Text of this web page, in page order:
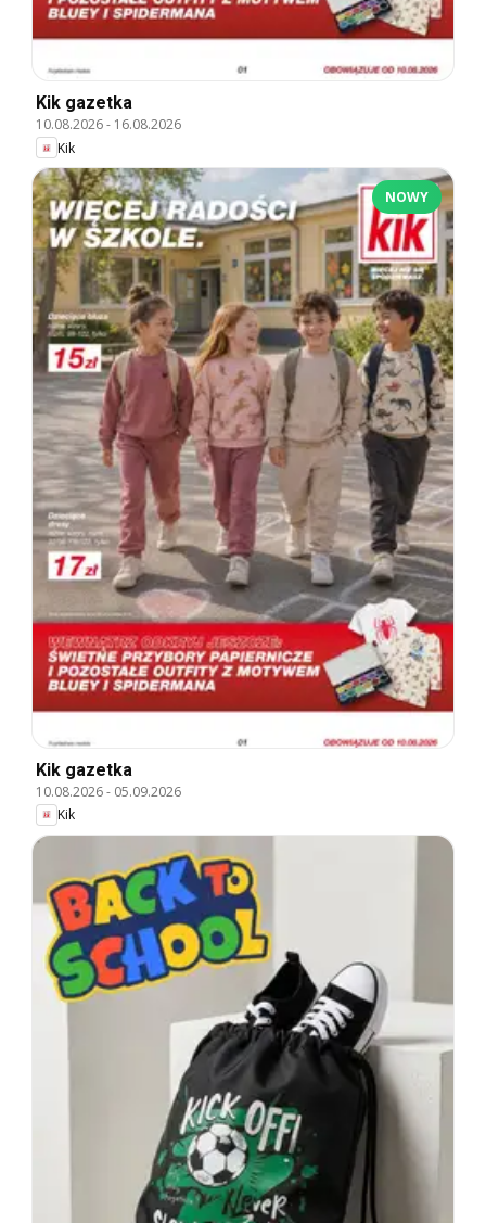
Kik gazetka
10.08.2026- 16.08.2026
Kik
NOWY
Kik gazetka
10.08.2026- 05.09.2026
Kik